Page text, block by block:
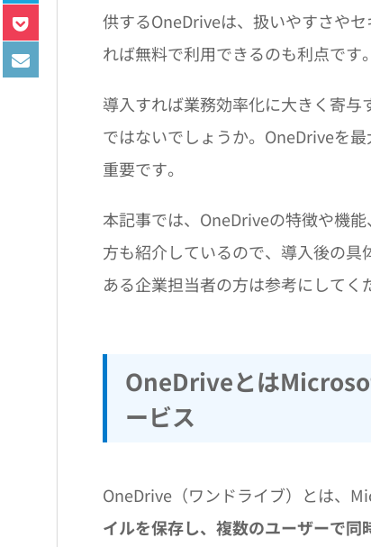
供するOneDriveは、扱いやすさや
れば無料で利用できるのも利点です。
導入すれば業務効率化に大きく寄
ではないでしょうか。OneDriveを
重要です。
本記事では、OneDriveの特徴や機
方も紹介しているので、導入後の
ある企業担当者の方は参考にしてく
OneDriveとは
ービス
OneDrive（ワンドライブ）とは、
イルを保存し、複数のユーザーで同